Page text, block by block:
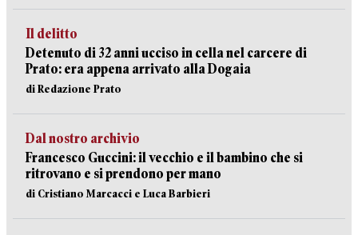
Il delitto
Detenuto di 32 anni ucciso in cella nel carcere di
Prato: era appena arrivato alla Dogaia
di Redazione Prato
Dal nostro archivio
Francesco Guccini: il vecchio e il bambino che si
ritrovano e si prendono per mano
di Cristiano Marcacci e Luca Barbieri